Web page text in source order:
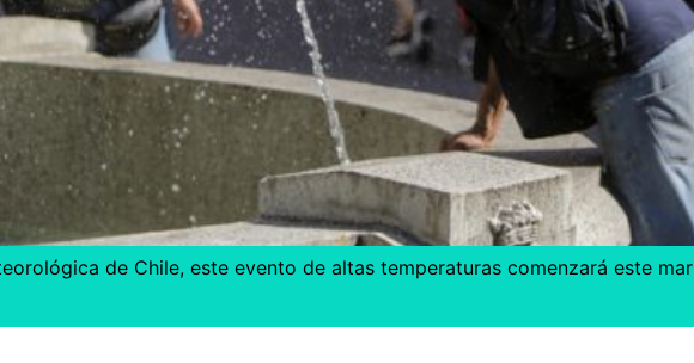
de Chile, este evento de altas temperaturas comenzará este